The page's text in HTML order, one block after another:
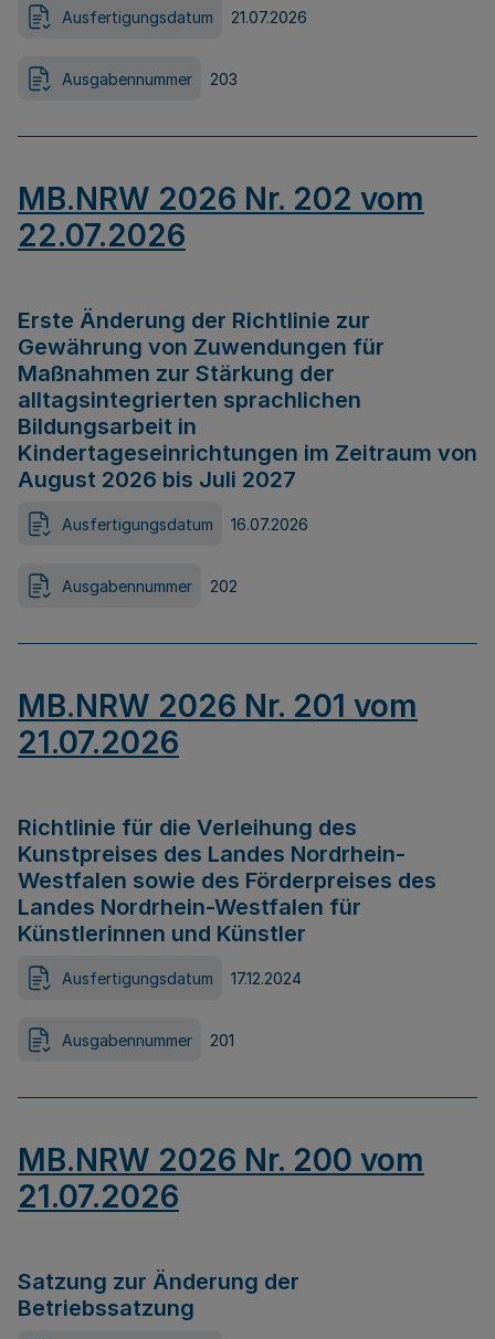
Ausfertigungsdatum 21.07.2026
Ausgabennummer 203
MB.NRW 2026 Nr. 202 vom
22.07.2026
Erste Änderung der Richtlinie zur
Gewährung von Zuwendungen für
Maßnahmen zur Stärkung der
alltagsintegrierten sprachlichen
Bildungsarbeit in
Kindertageseinrichtungen im Zeitraum von
August 2026 bis Juli 2027
Ausfertigungsdatum 16.07.2026
Ausgabennummer 202
MB.NRW 2026 Nr. 201 vom
21.07.2026
Richtlinie für die Verleihung des
Kunstpreises des Landes Nordrhein-
Westfalen sowie des Förderpreises des
Landes Nordrhein-Westfalen für
Künstlerinnen und Künstler
Ausfertigungsdatum 17.12.2024
Ausgabennummer 201
MB.NRW 2026 Nr. 200 vom
21.07.2026
Satzung zur Änderung der
Betriebssatzung